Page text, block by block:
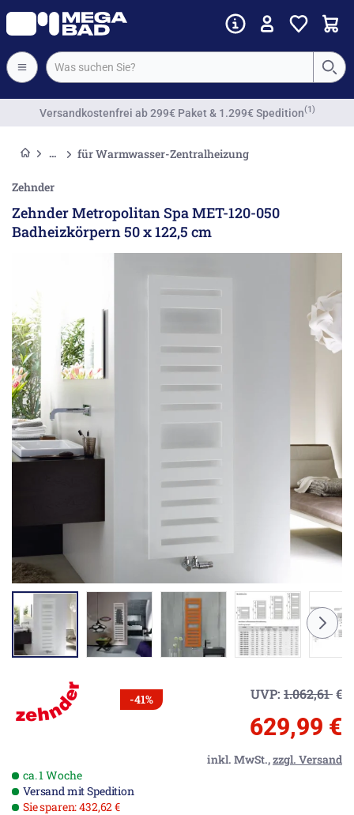
Vorkassenrabatt
für Warmwasser-Zentralheizung
Zehnder
Zehnder Metropolitan Spa MET-120-050
Badheizkörpern 50 x 122,5 cm
-41% UVP: 1.062,61€
629,99 €
inkl. MwSt.,zzgl. Versand
ca. 1 Woche
Versand mit Spedition
Sie sparen: 432,62 €